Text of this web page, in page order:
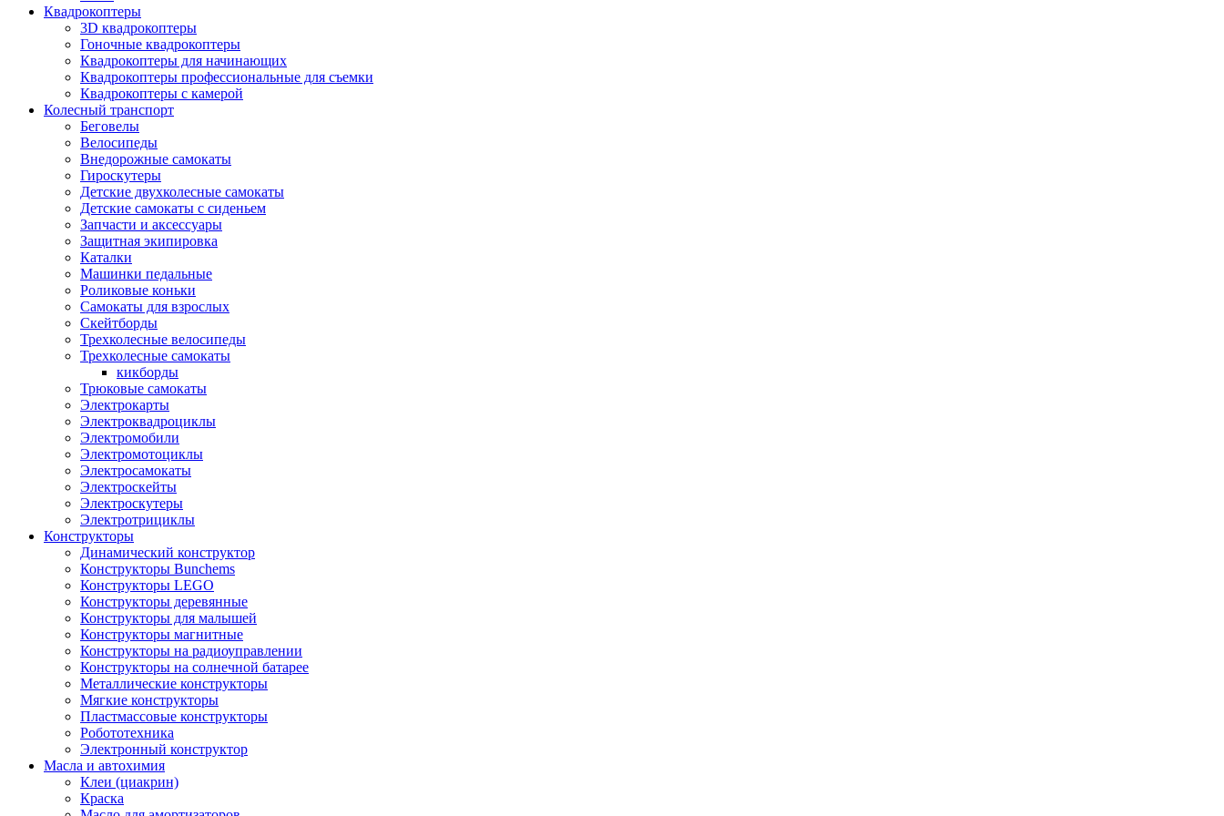
Квадрокоптеры
3D квадрокоптеры
Гоночные квадрокоптеры
Квадрокоптеры для начинающих
Квадрокоптеры профессиональные для съемки
Квадрокоптеры с камерой
Колесный транспорт
Беговелы
Велосипеды
Внедорожные самокаты
Гироскутеры
Детские двухколесные самокаты
Детские самокаты с сиденьем
Запчасти и аксессуары
Защитная экипировка
Каталки
Машинки педальные
Роликовые коньки
Самокаты для взрослых
Скейтборды
Трехколесные велосипеды
Трехколесные самокаты
кикборды
Трюковые самокаты
Электрокарты
Электроквадроциклы
Электромобили
Электромотоциклы
Электросамокаты
Электроскейты
Электроскутеры
Электротрициклы
Конструкторы
Динамический конструктор
Конструкторы Bunchems
Конструкторы LEGO
Конструкторы деревянные
Конструкторы для малышей
Конструкторы магнитные
Конструкторы на радиоуправлении
Конструкторы на солнечной батарее
Металлические конструкторы
Мягкие конструкторы
Пластмассовые конструкторы
Робототехника
Электронный конструктор
Масла и автохимия
Клеи (циакрин)
Краска